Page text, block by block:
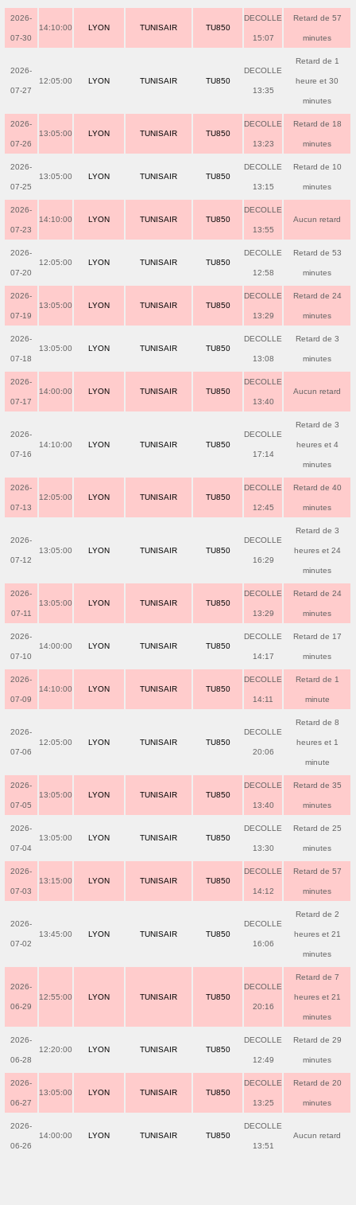
2026-
07-30
14:10:00 LYON TUNISAIR TU850
DECOLLE
15:07
Retard de 57
minutes
2026-
07-27
12:05:00 LYON TUNISAIR TU850
DECOLLE
13:35
Retard de 1
heure et 30
minutes
2026-
07-26
13:05:00 LYON TUNISAIR TU850
DECOLLE
13:23
Retard de 18
minutes
2026-
07-25
13:05:00 LYON TUNISAIR TU850
DECOLLE
13:15
Retard de 10
minutes
2026-
07-23
14:10:00 LYON TUNISAIR TU850
DECOLLE
13:55
Aucun retard
2026-
07-20
12:05:00 LYON TUNISAIR TU850
DECOLLE
12:58
Retard de 53
minutes
2026-
07-19
13:05:00 LYON TUNISAIR TU850
DECOLLE
13:29
Retard de 24
minutes
2026-
07-18
13:05:00 LYON TUNISAIR TU850
DECOLLE
13:08
Retard de 3
minutes
2026-
07-17
14:00:00 LYON TUNISAIR TU850
DECOLLE
13:40
Aucun retard
2026-
07-16
14:10:00 LYON TUNISAIR TU850
DECOLLE
17:14
Retard de 3
heures et 4
minutes
2026-
07-13
12:05:00 LYON TUNISAIR TU850
DECOLLE
12:45
Retard de 40
minutes
2026-
07-12
13:05:00 LYON TUNISAIR TU850
DECOLLE
16:29
Retard de 3
heures et 24
minutes
2026-
07-11
13:05:00 LYON TUNISAIR TU850
DECOLLE
13:29
Retard de 24
minutes
2026-
07-10
14:00:00 LYON TUNISAIR TU850
DECOLLE
14:17
Retard de 17
minutes
2026-
07-09
14:10:00 LYON TUNISAIR TU850
DECOLLE
14:11
Retard de 1
minute
2026-
07-06
12:05:00 LYON TUNISAIR TU850
DECOLLE
20:06
Retard de 8
heures et 1
minute
2026-
07-05
13:05:00 LYON TUNISAIR TU850
DECOLLE
13:40
Retard de 35
minutes
2026-
07-04
13:05:00 LYON TUNISAIR TU850
DECOLLE
13:30
Retard de 25
minutes
2026-
07-03
13:15:00 LYON TUNISAIR TU850
DECOLLE
14:12
Retard de 57
minutes
2026-
07-02
13:45:00 LYON TUNISAIR TU850
DECOLLE
16:06
Retard de 2
heures et 21
minutes
2026-
06-29
12:55:00 LYON TUNISAIR TU850
DECOLLE
20:16
Retard de 7
heures et 21
minutes
2026-
06-28
12:20:00 LYON TUNISAIR TU850
DECOLLE
12:49
Retard de 29
minutes
2026-
06-27
13:05:00 LYON TUNISAIR TU850
DECOLLE
13:25
Retard de 20
minutes
2026-
06-26
14:00:00 LYON TUNISAIR TU850
DECOLLE
13:51
Aucun retard